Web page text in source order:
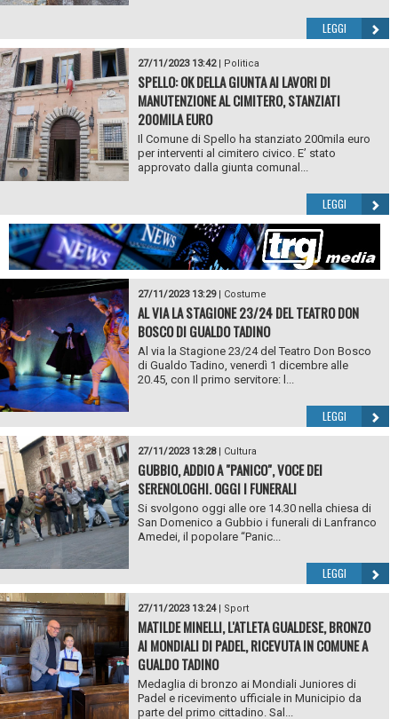
LEGGI
27/11/2023 13:42| Politica
SPELLO: OK DELLA GIUNTA AI LAVORI DI
MANUTENZIONE AL CIMITERO, STANZIATI
200MILA EURO
Il Comune di Spello ha stanziato 200mila euro
per interventi al cimitero civico. E’ stato
approvato dalla giunta comunal...
LEGGI
27/11/2023 13:29| Costume
AL VIA LA STAGIONE 23/24 DEL TEATRO DON
BOSCO DI GUALDO TADINO
Al via la Stagione 23/24 del Teatro Don Bosco
di Gualdo Tadino, venerdì 1 dicembre alle
20.45, con Il primo servitore: l...
LEGGI
27/11/2023 13:28| Cultura
GUBBIO, ADDIO A "PANICO", VOCE DEI
SERENOLOGHI. OGGI I FUNERALI
Si svolgono oggi alle ore 14.30 nella chiesa di
San Domenico a Gubbio i funerali di Lanfranco
Amedei, il popolare “Panic...
LEGGI
27/11/2023 13:24| Sport
MATILDE MINELLI, L'ATLETA GUALDESE, BRONZO
AI MONDIALI DI PADEL, RICEVUTA IN COMUNE A
GUALDO TADINO
Medaglia di bronzo ai Mondiali Juniores di
Padel e ricevimento ufficiale in Municipio da
parte del primo cittadino. Sal...